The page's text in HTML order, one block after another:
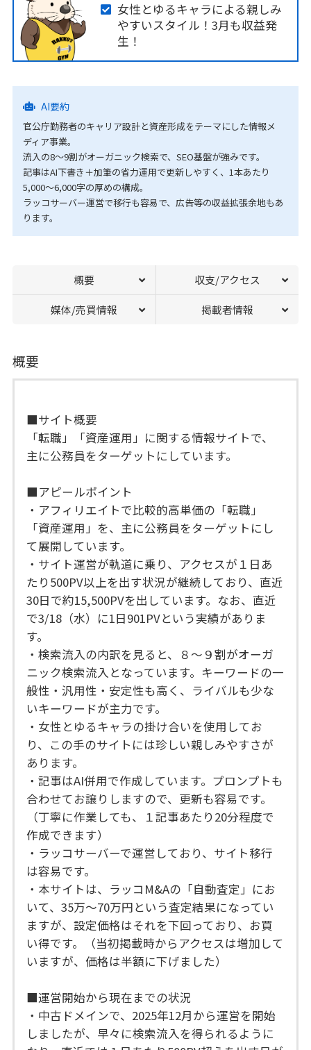
女性とゆるキャラによる親しみ
やすいスタイル！3月も収益発
生！
AI要約
官公庁勤務者のキャリア設計と資産形成をテーマにした情報メ
ディア事業。
流入の8〜9割がオーガニック検索で、SEO基盤が強みです。
記事はAI下書き＋加筆の省力運用で更新しやすく、1本あたり
5,000〜6,000字の厚めの構成。
ラッコサーバー運営で移行も容易で、広告等の収益拡張余地もあ
ります。
概要 収支/アクセス
媒体/売買情報 掲載者情報
概要
■サイト概要
「転職」「資産運用」に関する情報サイトで、
主に公務員をターゲットにしています。
■アピールポイント
・アフィリエイトで比較的高単価の「転職」
「資産運用」を、主に公務員をターゲットにし
て展開しています。
・サイト運営が軌道に乗り、アクセスが１日あ
たり500PV以上を出す状況が継続しており、直近
30日で約15,500PVを出しています。なお、直近
で3/18（水）に1日901PVという実績がありま
す。
・検索流入の内訳を見ると、８〜９割がオーガ
ニック検索流入となっています。キーワードの一
般性・汎用性・安定性も高く、ライバルも少な
いキーワードが主力です。
・女性とゆるキャラの掛け合いを使用してお
り、この手のサイトには珍しい親しみやすさが
あります。
・記事はAI併用で作成しています。プロンプトも
合わせてお譲りしますので、更新も容易です。
（丁寧に作業しても、１記事あたり20分程度で
作成できます）
・ラッコサーバーで運営しており、サイト移行
は容易です。
・本サイトは、ラッコM&Aの「自動査定」にお
いて、35万〜70万円という査定結果になってい
ますが、設定価格はそれを下回っており、お買
い得です。（当初掲載時からアクセスは増加して
いますが、価格は半額に下げました）
■運営開始から現在までの状況
・中古ドメインで、2025年12月から運営を開始
しましたが、早々に検索流入を得られるように